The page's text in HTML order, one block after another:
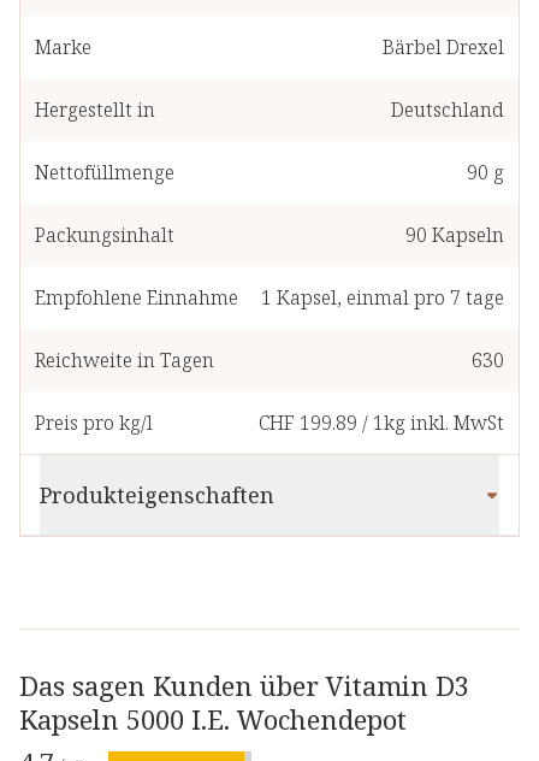
Marke Bärbel Drexel
Hergestellt in Deutschland
Nettofüllmenge 90 g
Packungsinhalt 90 Kapseln
Empfohlene Einnahme 1 Kapsel, einmal pro 7 tage
Reichweite in Tagen 630
Preis pro kg/l CHF 199.89 / 1kginkl. MwSt
Produkteigenschaften
Das sagen Kunden über Vitamin D3
Kapseln 5000 I.E. Wochendepot